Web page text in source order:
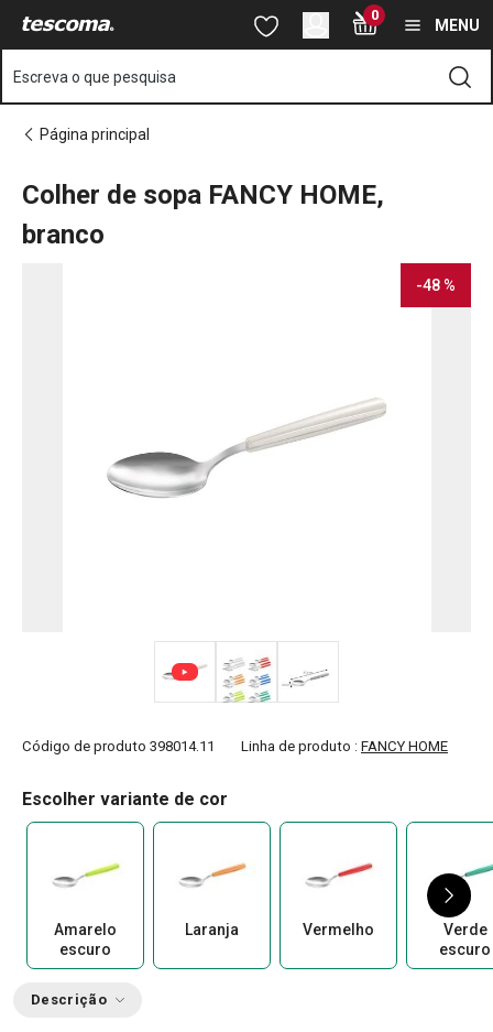
Está na página Colher de sopa FANCY HOME, branco
Saltar para o conteúdo principal
Saltar para a pesquisa
Saltar para a navegação 0
MENU
Escreva o que pesquisa
Página principal
Colher de sopa FANCY HOME,
branco
-48 %
Código de produto 398014.11 Linha de produto : FANCY HOME
Escolher variante de cor
Amarelo
escuro
Laranja Vermelho
Verde
escuro
Descrição